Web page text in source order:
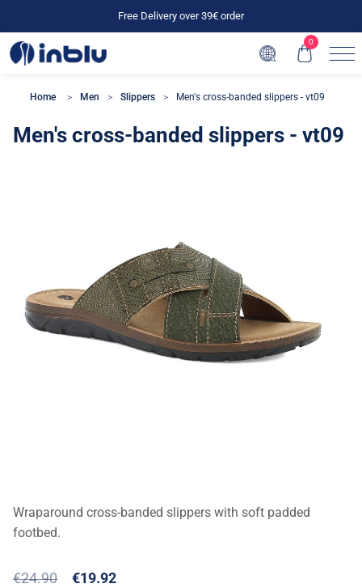
Free Delivery over 39€ order
0
Home Men Slippers Men's cross-banded slippers - vt09
Men's cross-banded slippers - vt09
Wraparound cross-banded slippers with soft padded
footbed.
€24.90 €19.92